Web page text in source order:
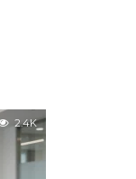
2.4K